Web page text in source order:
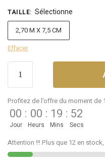
TAILLE: Sélectionne
2,70 M X 7,5 CM
Effacer
Profitez de l'offre du moment de
00
Jour
: 00
Heurs
: 19
Mins
: 52
Secs
Attention !!! Plus que 12 en